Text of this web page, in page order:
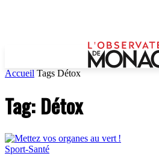
Accueil Tags Détox
Tag: Détox
Sport-Santé